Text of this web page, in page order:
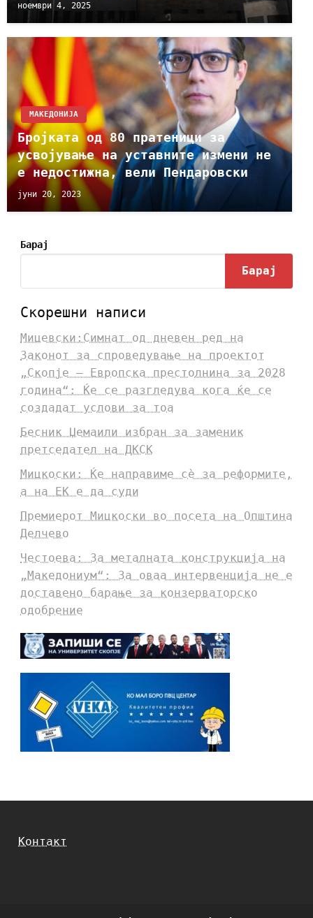
ноември 4, 2025
МАКЕДОНИЈА
Бројката од 80 пратеници за
усвојување на уставните измени не
е недостижна, вели Пендаровски
јуни 20, 2023
Барај
Барај
Скорешни написи
Мицевски:Симнат од дневен ред на
Законот за спроведување на проектот
„Скопје – Европска престолнина за 2028
година“: Ќе се разгледува кога ќе се
создадат услови за тоа
Бесник Џемаили избран за заменик
претседател на ДКСК
Мицкоски: Ќе направиме сè за реформите,
а на ЕК е да суди
Премиерот Мицкоски во посета на Општина
Делчево
Честоева: За металната конструкција на
„Македониум“: За оваа интервенција не е
доставено барање за конзерваторско
одобрение
Контакт